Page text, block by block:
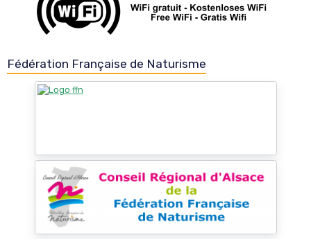
Fédération Française de Naturisme